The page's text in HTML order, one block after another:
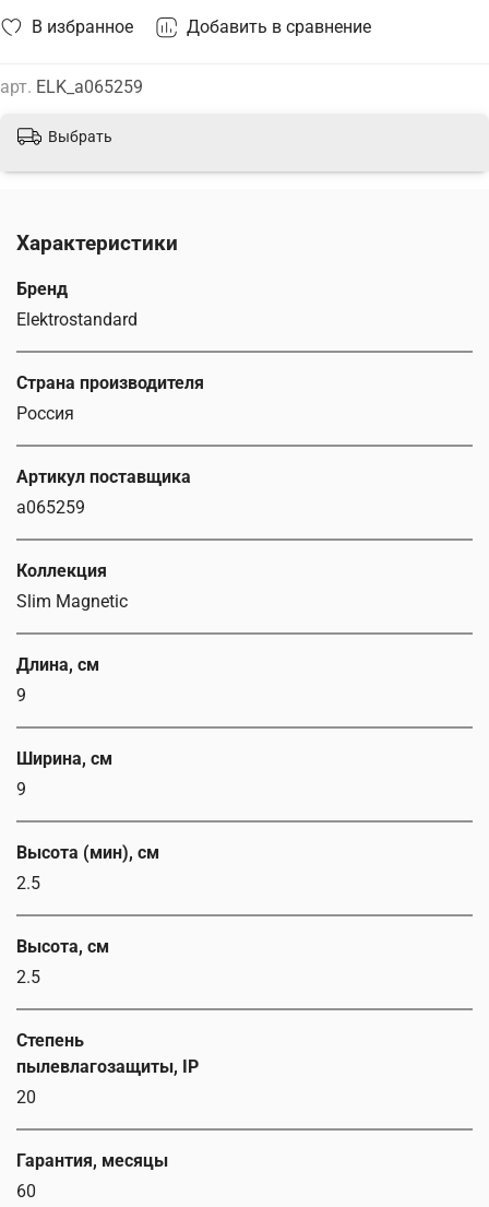
В избранное Добавить в сравнение
арт. ELK_a065259
Выбрать
Характеристики
Бренд
Elektrostandard
Страна производителя
Россия
Артикул поставщика
a065259
Коллекция
Slim Magnetic
Длина, см
9
Ширина, см
9
Высота (мин), см
2.5
Высота, см
2.5
Степень
пылевлагозащиты, IP
20
Гарантия, месяцы
60